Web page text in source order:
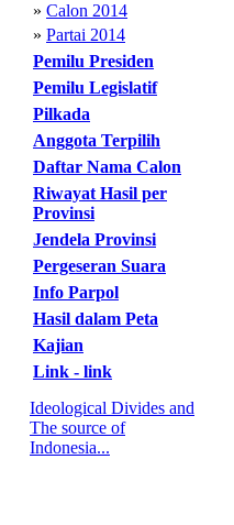
» Calon 2014
» Partai 2014
Pemilu Presiden
Pemilu Legislatif
Pilkada
Anggota Terpilih
Daftar Nama Calon
Riwayat Hasil per
Provinsi
Jendela Provinsi
Pergeseran Suara
Info Parpol
Hasil dalam Peta
Kajian
Link - link
Ideological Divides and
The source of
Indonesia...